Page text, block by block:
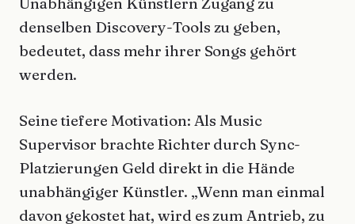
denselben Discovery-Tools zu geben,
bedeutet, dass mehr ihrer Songs gehört
werden.
Seine tiefere Motivation: Als Music
Supervisor brachte Richter durch Sync-
Platzierungen Geld direkt in die Hände
unabhängiger Künstler. „Wenn man einmal
davon gekostet hat, wird es zum Antrieb, zu